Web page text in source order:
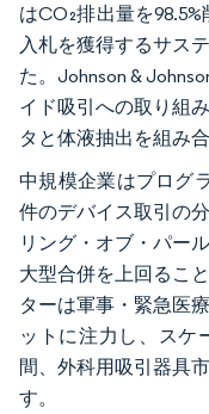
はCO₂排出量を
入札を獲得するサス
た。Johnson &
イド吸引への取り組
タと体液抽出を組み
中規模企業はプログ
件のデバイス取引の
リング・オブ・パー
大型合併を上回るこ
ターは軍事・緊急医
ットに注力し、スケ
間、外科用吸引器具
す。